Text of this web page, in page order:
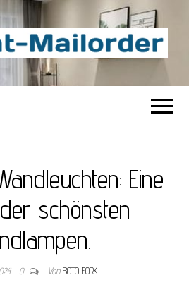
Site
Eine
schönsten
0 Von BOTO FORK